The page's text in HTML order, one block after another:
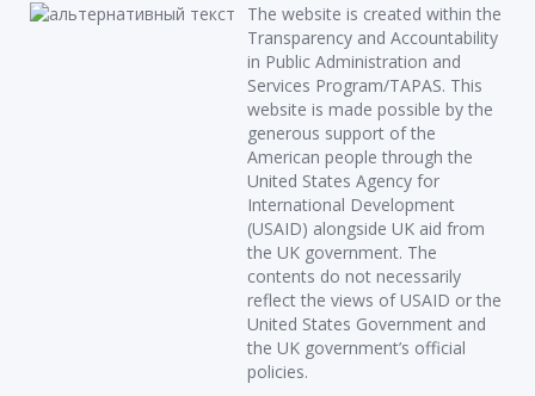
The website is created within the
Transparency and Accountability
in Public Administration and
Services Program/TAPAS. This
website is made possible by the
generous support of the
American people through the
United States Agency for
International Development
(USAID) alongside UK aid from
the UK government. The
contents do not necessarily
reflect the views of USAID or the
United States Government and
the UK government’s official
policies.